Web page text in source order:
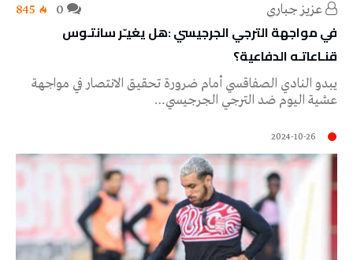
عزيز جباري 845
في مواجهة الترجي الجرجيسي :هل يغيـّر سانتـوس
قنـاعاتـه الدفاعية؟
يبدو النادي الصفاقسي أمام ضرورة تحقيق الانتصار في مواجهة
عشية اليوم ضد الترجي الجرجيسي…
2024-10-26